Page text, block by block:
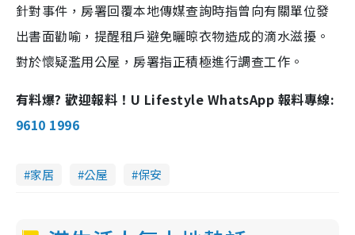
針對事件，房署回覆本地傳媒查詢時指曾向有關單位發
出書面勸喻，提醒租戶避免曬晾衣物造成的滴水滋擾。
對於懷疑濫用公屋，房署指正積極進行調查工作。
有料爆? 歡迎報料！U Lifestyle WhatsApp 報料專線:
9610 1996
家居 公屋 保安